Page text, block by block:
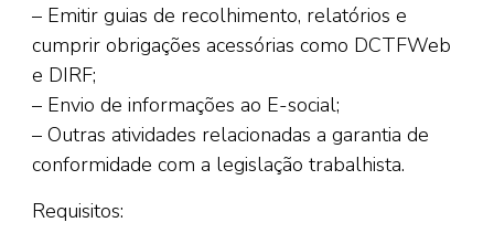
– Emitir guias de recolhimento, relatórios e
cumprir obrigações acessórias como DCTFWeb
e DIRF;
– Envio de informações ao E-social;
– Outras atividades relacionadas a garantia de
conformidade com a legislação trabalhista.
Requisitos: